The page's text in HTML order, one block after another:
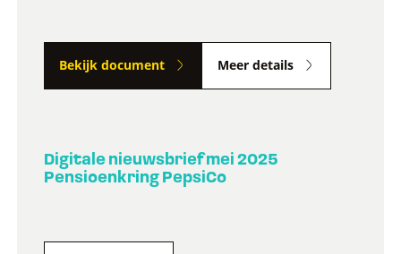
Bekijk document Meer details
Digitale nieuwsbrief mei 2025
Pensioenkring PepsiCo